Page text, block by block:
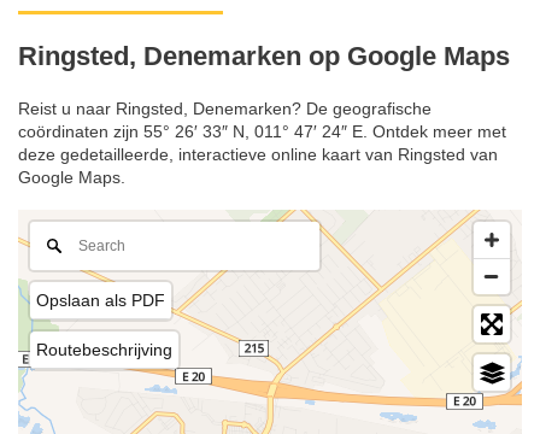
Ringsted, Denemarken op Google Maps
Reist u naar Ringsted, Denemarken? De geografische
coördinaten zijn 55° 26′ 33″ N, 011° 47′ 24″ E. Ontdek meer met
deze gedetailleerde, interactieve online kaart van Ringsted van
Google Maps.
Opslaan als PDF
Routebeschrijving